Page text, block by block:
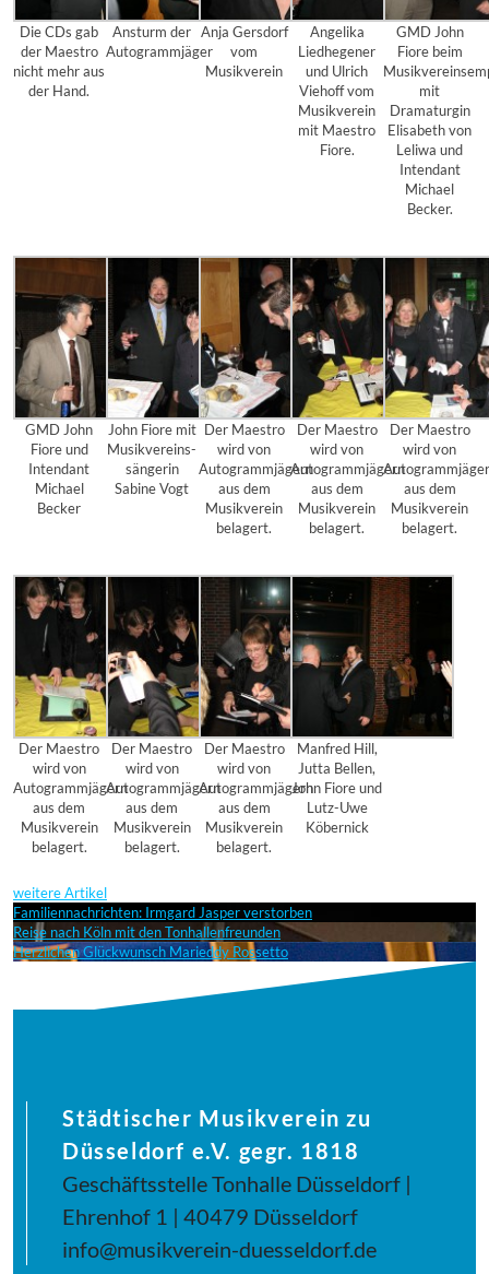
Die CDs gab
der Maestro
nicht mehr aus
der Hand.
Ansturm der
Autogrammjäger
Anja Gersdorf
vom
Musikverein
Angelika
Liedhegener
und Ulrich
Viehoff vom
Musikverein
mit Maestro
Fiore.
GMD John
Fiore beim
mit
Dramaturgin
Elisabeth von
Leliwa und
Intendant
Michael
Becker.
GMD John
Fiore und
Intendant
Michael
Becker
John Fiore mit
Musikvereins-
sängerin
Sabine Vogt
Der Maestro
wird von
Autogrammjägern
aus dem
Musikverein
belagert.
Der Maestro
wird von
Autogrammjägern
aus dem
Musikverein
belagert.
Der Maestro
wird von
aus dem
Musikverein
belagert.
Der Maestro
wird von
Autogrammjägern
aus dem
Musikverein
belagert.
Der Maestro
wird von
Autogrammjägern
aus dem
Musikverein
belagert.
Der Maestro
wird von
Autogrammjägern
aus dem
Musikverein
belagert.
Manfred Hill,
Jutta Bellen,
John Fiore und
Lutz-Uwe
Köbernick
weitere Artikel
Familiennachrichten: Irmgard Jasper verstorben
Reise nach Köln mit den Tonhallenfreunden
Herzlichen Glückwunsch Marieddy Rossetto
Städtischer Musikverein zu
Düsseldorf e.V. gegr. 1818
Geschäftsstelle Tonhalle Düsseldorf |
Ehrenhof 1 | 40479 Düsseldorf
info@musikverein-duesseldorf.de